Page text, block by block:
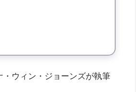
・ウィン・ジョーンズが執筆